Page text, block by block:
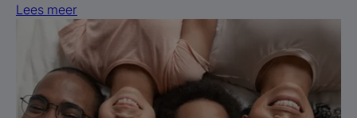
Lees meer
Tandgevoeligheid
verzachten